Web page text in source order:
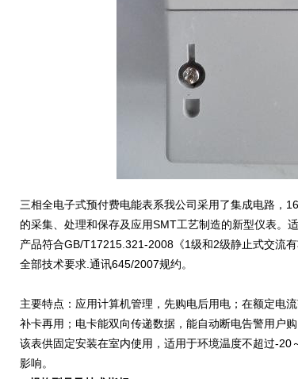
三相全电子式预付费电能表系我公司采用了集成电路，
的采集、处理和保存及应用SMT工艺制造的新型仪表。
产品符合GB/T17215.321-2008《1级和2级静止式交流
全部技术要求.通讯645/2007规约。
主要特点：应用计算机管理，先购电后用电；在额定电
补卡再用；电卡能双向传递数据，能自动断电告警用户
该表供固定安装在室内使用，适用于环境温度不超过-
影响。